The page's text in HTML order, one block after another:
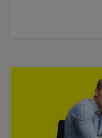
verminderen
verhogen de
de ergonomische
comfortabel en
werkervaring!